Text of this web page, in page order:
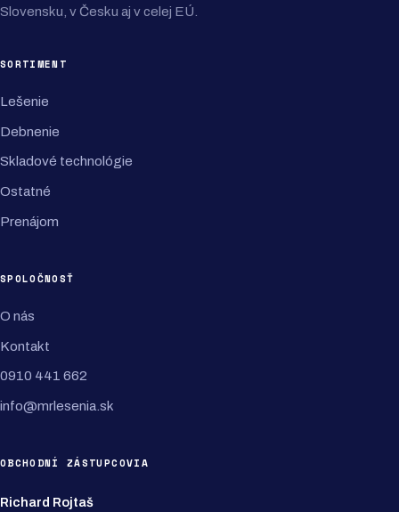
Slovensku, v Česku aj v celej EÚ.
SORTIMENT
Lešenie
Debnenie
Skladové technológie
Ostatné
Prenájom
SPOLOČNOSŤ
O nás
Kontakt
0910 441 662
info@mrlesenia.sk
OBCHODNÍ ZÁSTUPCOVIA
Richard Rojtaš